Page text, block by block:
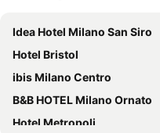
Idea Hotel Milano San Siro
Hotel Bristol
ibis Milano Centro
B&B HOTEL Milano Ornato
Hotel Metropoli